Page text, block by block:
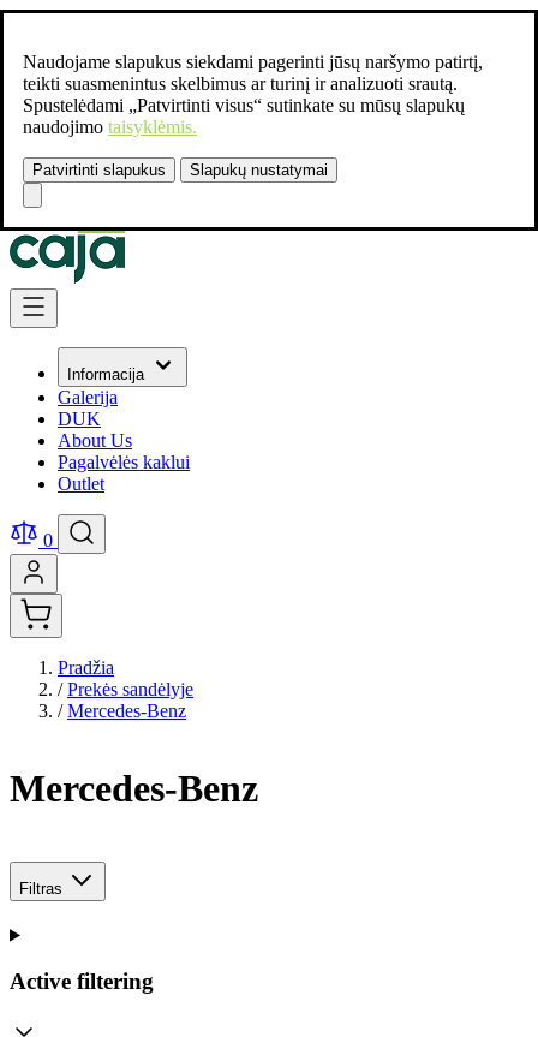
Naudojame slapukus siekdami pagerinti jūsų naršymo patirtį,
teikti suasmenintus skelbimus ar turinį ir analizuoti srautą.
Spustelėdami „Patvirtinti visus“ sutinkate su mūsų slapukų
naudojimo taisyklėmis.
Patvirtinti slapukus Slapukų nustatymai
Susisiekite:
Skip to Content
Informacija
Galerija
DUK
About Us
Pagalvėlės kaklui
Outlet
0
Pradžia
/ Prekės sandėlyje
/ Mercedes-Benz
Mercedes-Benz
Filtras
Active filtering